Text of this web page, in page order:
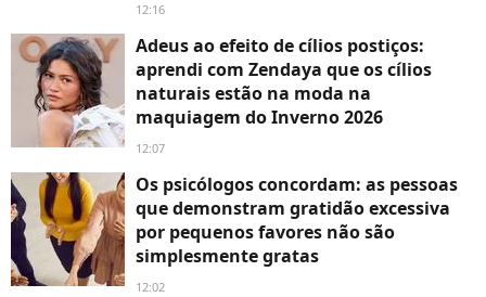
12:16
Adeus ao efeito de cílios postiços:
aprendi com Zendaya que os cílios
naturais estão na moda na
maquiagem do Inverno 2026
12:07
Os psicólogos concordam: as pessoas
que demonstram gratidão excessiva
por pequenos favores não são
simplesmente gratas
12:02